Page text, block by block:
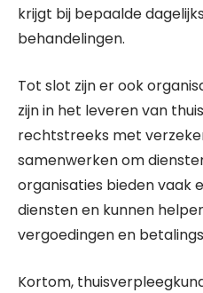
krijgt bij bepaalde
behandelingen.
Tot slot zijn er ook
zijn in het leveren van
rechtstreeks met
samenwerken om
organisaties bieden vaak
diensten en kunnen
vergoedingen en
Kortom,